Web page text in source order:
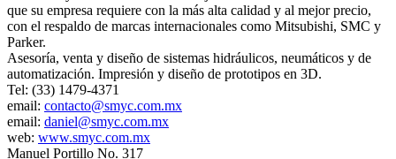
que su empresa requiere con la más alta calidad y al mejor precio,
con el respaldo de marcas internacionales como Mitsubishi, SMC y
Parker.
Asesoría, venta y diseño de sistemas hidráulicos, neumáticos y de
automatización. Impresión y diseño de prototipos en 3D.
Tel: (33) 1479-4371
email: contacto@smyc.com.mx
email: daniel@smyc.com.mx
web: www.smyc.com.mx
Manuel Portillo No. 317